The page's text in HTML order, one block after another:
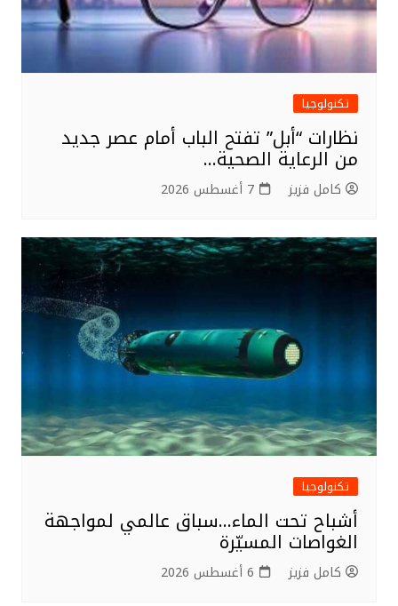
تكنولوجيا
نظارات “أبل” تفتح الباب أمام عصر جديد
من الرعاية الصحية…
كامل فزيز 7 أغسطس 2026
تكنولوجيا
أشباح تحت الماء…سباق عالمي لمواجهة
الغواصات المسيّرة
كامل فزيز 6 أغسطس 2026